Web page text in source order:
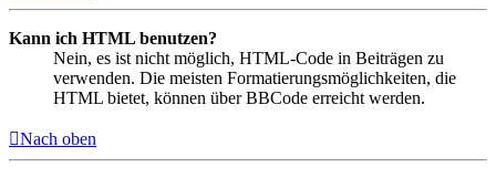
Kann ich HTML benutzen?
Nein, es ist nicht möglich, HTML-Code in Beiträgen zu
verwenden. Die meisten Formatierungsmöglichkeiten, die
HTML bietet, können über BBCode erreicht werden.
Nach oben